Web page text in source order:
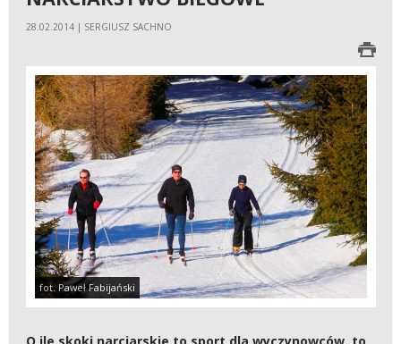
28.02.2014 | SERGIUSZ SACHNO
fot. Paweł Fabijański
O ile skoki narciarskie to sport dla wyczynowców, to